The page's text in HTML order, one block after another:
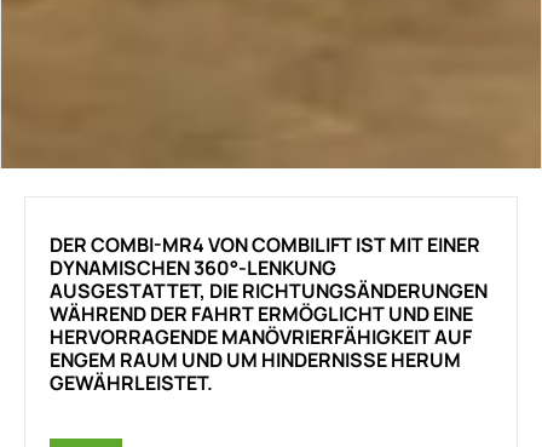
DER COMBI-MR4 VON COMBILIFT IST MIT EINER
DYNAMISCHEN 360°-LENKUNG
AUSGESTATTET, DIE RICHTUNGSÄNDERUNGEN
WÄHREND DER FAHRT ERMÖGLICHT UND EINE
HERVORRAGENDE MANÖVRIERFÄHIGKEIT AUF
ENGEM RAUM UND UM HINDERNISSE HERUM
GEWÄHRLEISTET.